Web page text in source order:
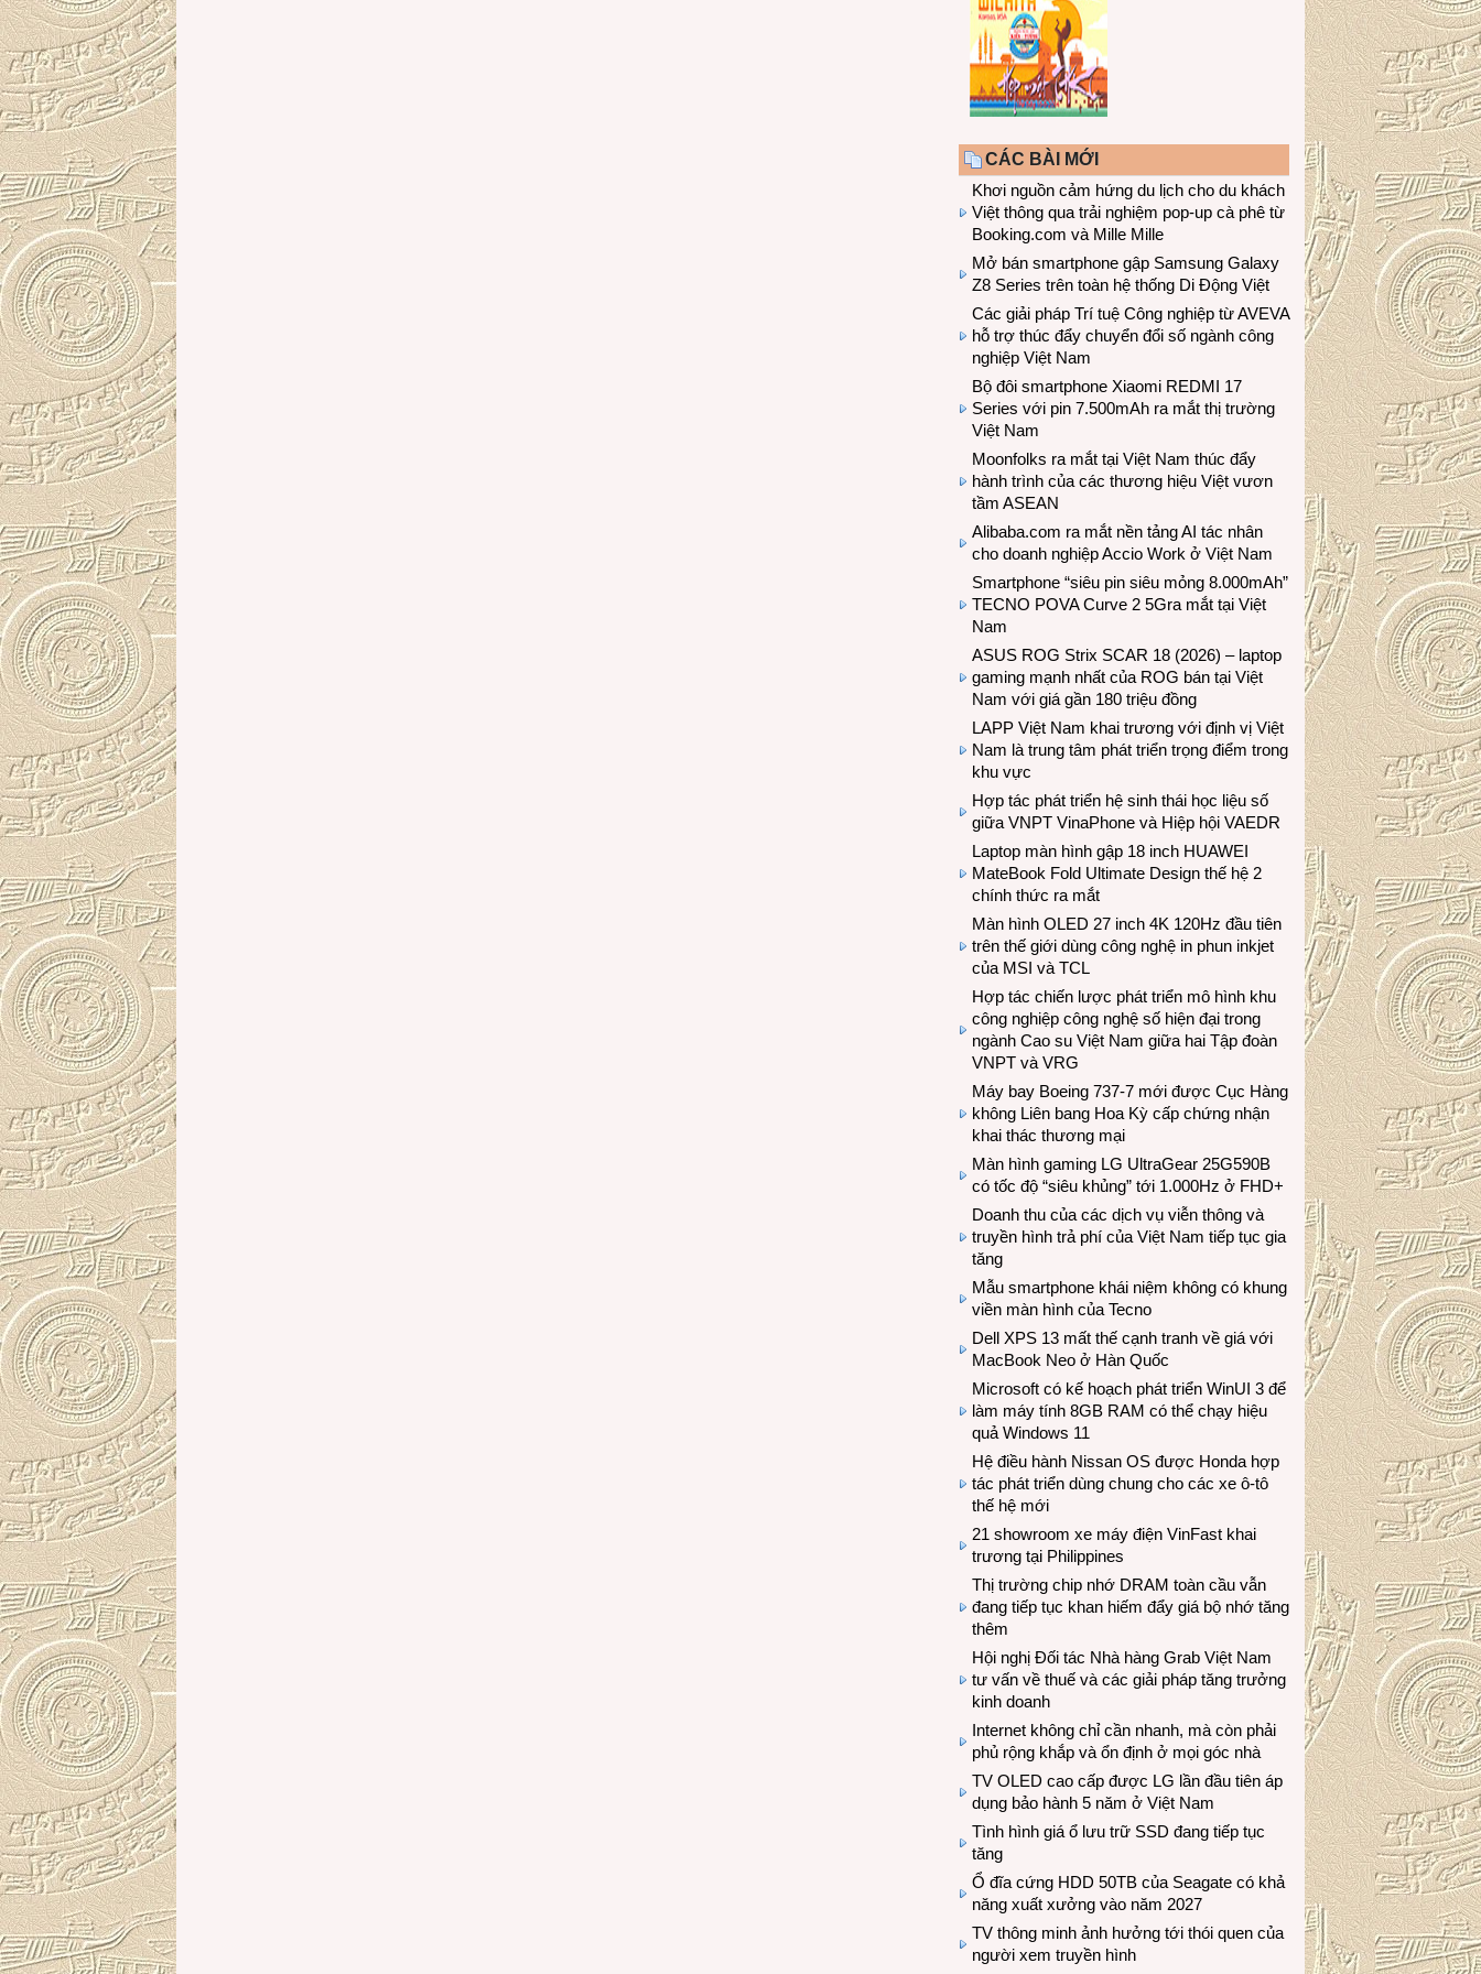
CÁC BÀI MỚI
Khơi nguồn cảm hứng du lịch cho du khách
Việt thông qua trải nghiệm pop-up cà phê từ
Booking.com và Mille Mille
Mở bán smartphone gập Samsung Galaxy
Z8 Series trên toàn hệ thống Di Động Việt
Các giải pháp Trí tuệ Công nghiệp từ AVEVA
hỗ trợ thúc đẩy chuyển đổi số ngành công
nghiệp Việt Nam
Bộ đôi smartphone Xiaomi REDMI 17
Series với pin 7.500mAh ra mắt thị trường
Việt Nam
Moonfolks ra mắt tại Việt Nam thúc đẩy
hành trình của các thương hiệu Việt vươn
tầm ASEAN
Alibaba.com ra mắt nền tảng AI tác nhân
cho doanh nghiệp Accio Work ở Việt Nam
Smartphone “siêu pin siêu mỏng 8.000mAh”
TECNO POVA Curve 2 5Gra mắt tại Việt
Nam
ASUS ROG Strix SCAR 18 (2026) – laptop
gaming mạnh nhất của ROG bán tại Việt
Nam với giá gần 180 triệu đồng
LAPP Việt Nam khai trương với định vị Việt
Nam là trung tâm phát triển trọng điểm trong
khu vực
Hợp tác phát triển hệ sinh thái học liệu số
giữa VNPT VinaPhone và Hiệp hội VAEDR
Laptop màn hình gập 18 inch HUAWEI
MateBook Fold Ultimate Design thế hệ 2
chính thức ra mắt
Màn hình OLED 27 inch 4K 120Hz đầu tiên
trên thế giới dùng công nghệ in phun inkjet
của MSI và TCL
Hợp tác chiến lược phát triển mô hình khu
công nghiệp công nghệ số hiện đại trong
ngành Cao su Việt Nam giữa hai Tập đoàn
VNPT và VRG
Máy bay Boeing 737-7 mới được Cục Hàng
không Liên bang Hoa Kỳ cấp chứng nhận
khai thác thương mại
Màn hình gaming LG UltraGear 25G590B
có tốc độ “siêu khủng” tới 1.000Hz ở FHD+
Doanh thu của các dịch vụ viễn thông và
truyền hình trả phí của Việt Nam tiếp tục gia
tăng
Mẫu smartphone khái niệm không có khung
viền màn hình của Tecno
Dell XPS 13 mất thế cạnh tranh về giá với
MacBook Neo ở Hàn Quốc
Microsoft có kế hoạch phát triển WinUI 3 để
làm máy tính 8GB RAM có thể chạy hiệu
quả Windows 11
Hệ điều hành Nissan OS được Honda hợp
tác phát triển dùng chung cho các xe ô-tô
thế hệ mới
21 showroom xe máy điện VinFast khai
trương tại Philippines
Thị trường chip nhớ DRAM toàn cầu vẫn
đang tiếp tục khan hiếm đẩy giá bộ nhớ tăng
thêm
Hội nghị Đối tác Nhà hàng Grab Việt Nam
tư vấn về thuế và các giải pháp tăng trưởng
kinh doanh
Internet không chỉ cần nhanh, mà còn phải
phủ rộng khắp và ổn định ở mọi góc nhà
TV OLED cao cấp được LG lần đầu tiên áp
dụng bảo hành 5 năm ở Việt Nam
Tình hình giá ổ lưu trữ SSD đang tiếp tục
tăng
Ổ đĩa cứng HDD 50TB của Seagate có khả
năng xuất xưởng vào năm 2027
TV thông minh ảnh hưởng tới thói quen của
người xem truyền hình